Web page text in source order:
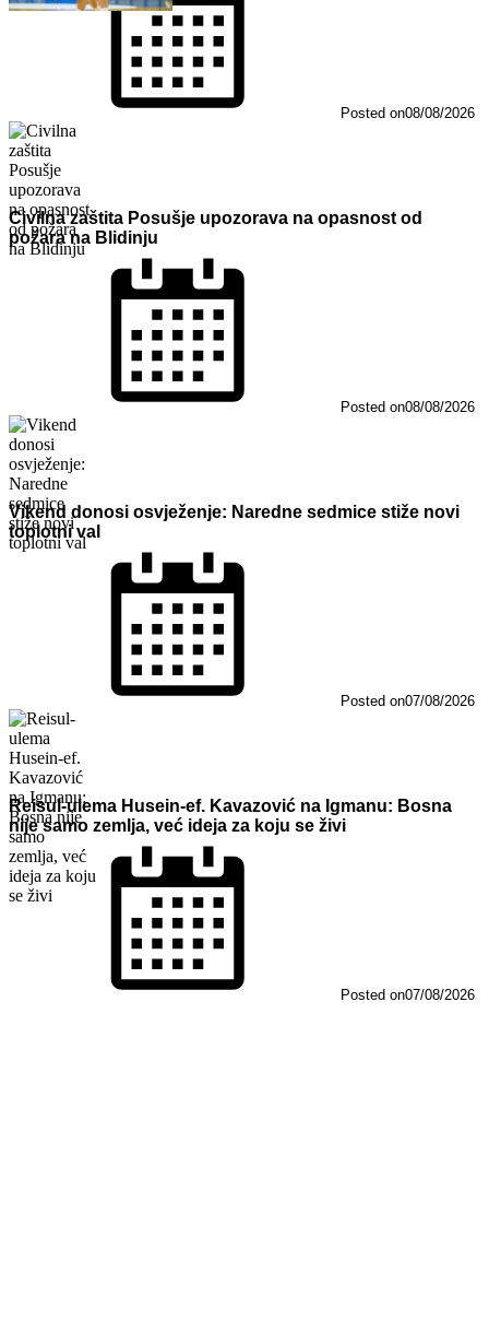
Posted on08/08/2026
Civilna zaštita Posušje upozorava na opasnost od
požara na Blidinju
Posted on08/08/2026
Vikend donosi osvježenje: Naredne sedmice stiže novi
toplotni val
Posted on07/08/2026
Reisul-ulema Husein-ef. Kavazović na Igmanu: Bosna
nije samo zemlja, već ideja za koju se živi
Posted on07/08/2026